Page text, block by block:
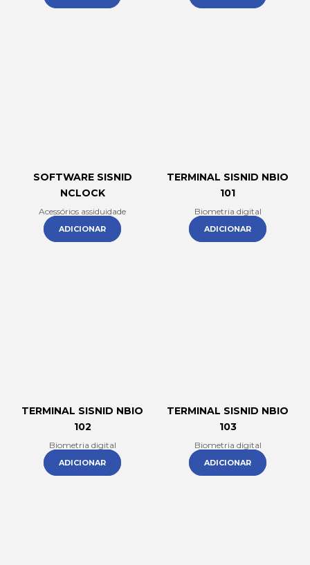
SOFTWARE SISNID
NCLOCK
Acessórios assiduidade
ADICIONAR
TERMINAL SISNID NBIO
101
Biometria digital
ADICIONAR
TERMINAL SISNID NBIO
102
Biometria digital
ADICIONAR
TERMINAL SISNID NBIO
103
Biometria digital
ADICIONAR